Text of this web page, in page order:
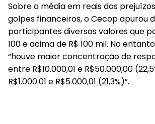
Sobre a média em reais dos
golpes financeiros, o Cecop apurou
participantes diversos valores que
100 e acima de R$ 100 mil. No
“houve maior concentração de
entre R$10.000,01 e R$50.000,00
R$1.000.01 e R$5.000,01 (21,3%)”.